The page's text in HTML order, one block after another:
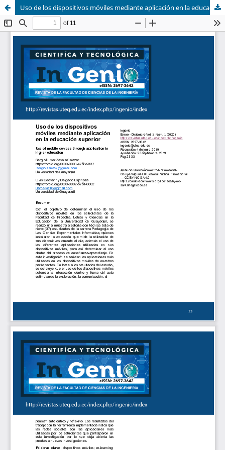
Uso de los dispositivos móviles mediante aplicación en la educación superior